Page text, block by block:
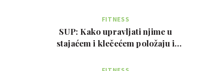
FITNESS
SUP: Kako upravljati njime u
stajaćem i klečećem položaju i